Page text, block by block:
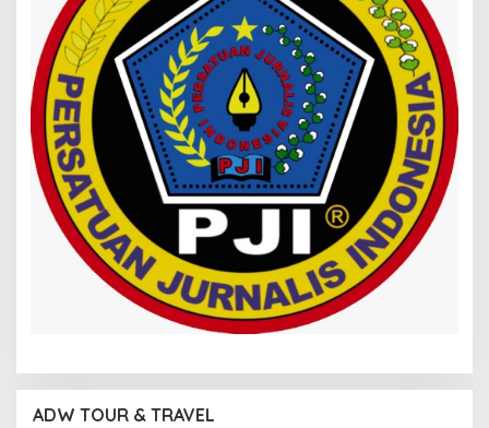
ADW TOUR & TRAVEL